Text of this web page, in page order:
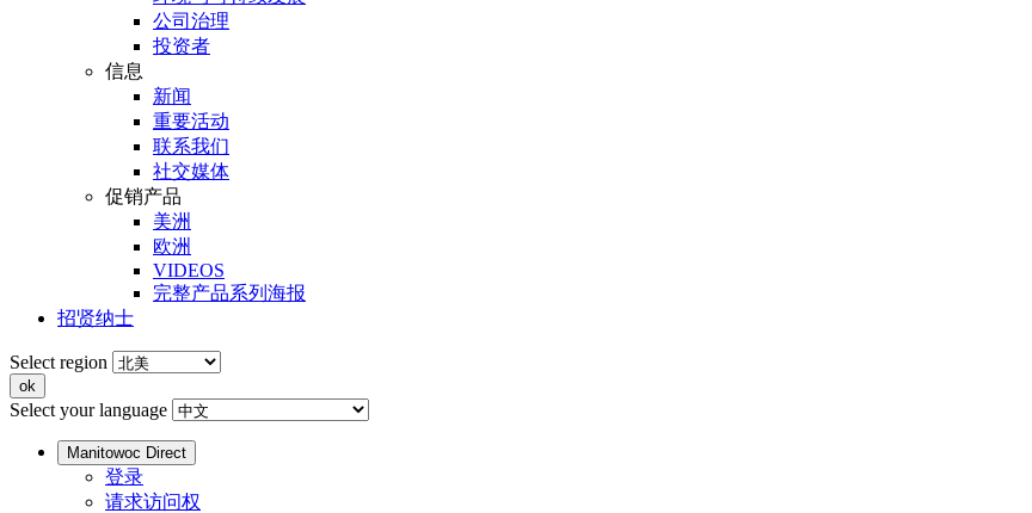
公司治理
投资者
信息
新闻
重要活动
联系我们
社交媒体
促销产品
美洲
欧洲
VIDEOS
完整产品系列海报
招贤纳士
Select region
Select your language
Manitowoc Direct
登录
请求访问权